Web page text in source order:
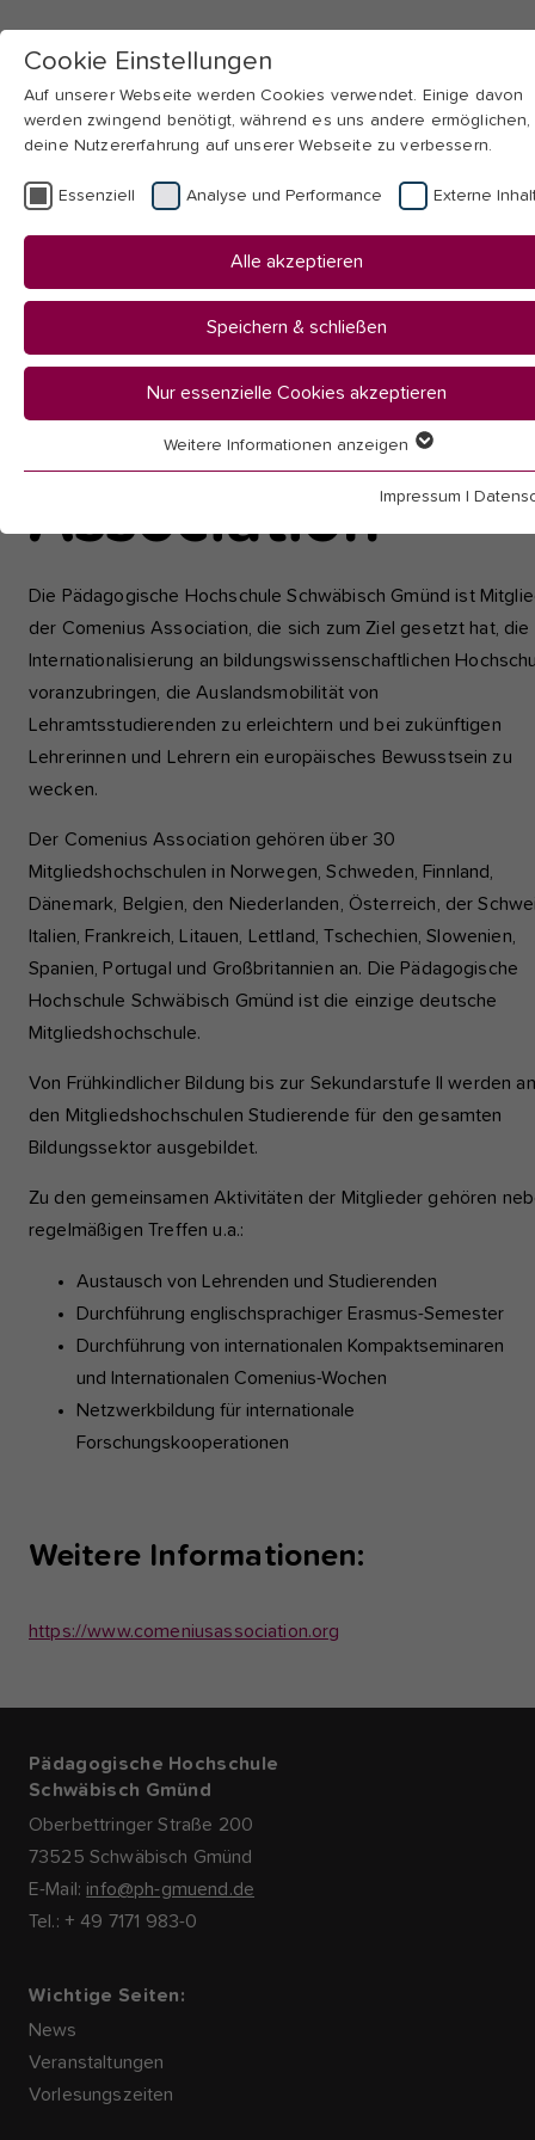
Skip to main navigation Skip to page footer
You
here:
Startseite
Internationale Programme & Projekte
Comenius-Association
Comenius
Association
Die Pädagogische Hochschule Schwäbisch Gmünd ist
der Comenius Association, die sich zum Ziel gesetzt hat, die
Internationalisierung an bildungswissenschaftlichen
voranzubringen, die Auslandsmobilität von
Lehramtsstudierenden zu erleichtern und bei zukünftigen
Lehrerinnen und Lehrern ein europäisches Bewusstsein zu
wecken.
Der Comenius Association gehören über 30
Mitgliedshochschulen in Norwegen, Schweden, Finnland,
Dänemark, Belgien, den Niederlanden, Österreich, der
Italien, Frankreich, Litauen, Lettland, Tschechien, Slowenien,
Spanien, Portugal und Großbritannien an. Die Pädagogische
Hochschule Schwäbisch Gmünd ist die einzige deutsche
Mitgliedshochschule.
Von Frühkindlicher Bildung bis zur Sekundarstufe II werden an
den Mitgliedshochschulen Studierende für den gesamten
Bildungssektor ausgebildet.
Zu den gemeinsamen Aktivitäten der Mitglieder gehören
regelmäßigen Treffen u.a.:
Austausch von Lehrenden und Studierenden
Durchführung englischsprachiger Erasmus-Semester
Durchführung von internationalen Kompaktseminaren
und Internationalen Comenius-Wochen
Netzwerkbildung für internationale
Forschungskooperationen
Weitere Informationen:
https://www.comeniusassociation.org
Pädagogische Hochschule
Schwäbisch Gmünd
Oberbettringer Straße 200
73525 Schwäbisch Gmünd
E-Mail: info@ph-gmuend.de
Tel.: + 49 7171 983-0
Wichtige Seiten:
News
Veranstaltungen
Vorlesungszeiten
Cookie Einstellungen
Auf unserer Webseite werden Cookies verwendet. Einige davon
werden zwingend benötigt, während es uns andere ermöglichen,
deine Nutzererfahrung auf unserer Webseite zu verbessern.
Essenziell Analyse und Performance Externe
Alle akzeptieren
Speichern & schließen
Nur essenzielle Cookies akzeptieren
Essenzielle Cookies werden für grundlegende Funktionen der
einwandfrei funktioniert.
Analyse und Performance
zugehörige Cookies. Es hilft uns die Nutzererfahrung der
zu verbessern.
Name etracker
Zweck
Diese Gruppe beinhaltet alle Skripte für
analytisches Tracking und zugehörige
Es hilft uns die Nutzererfahrung der Website zu
Cookie-Informationen anzeigen
Wir verwenden auf unserer Website externe Inhalte, um Ihnen
zusätzliche Informationen anzubieten, wie Google Maps oder
Weitere Informationen anzeigen
Impressum